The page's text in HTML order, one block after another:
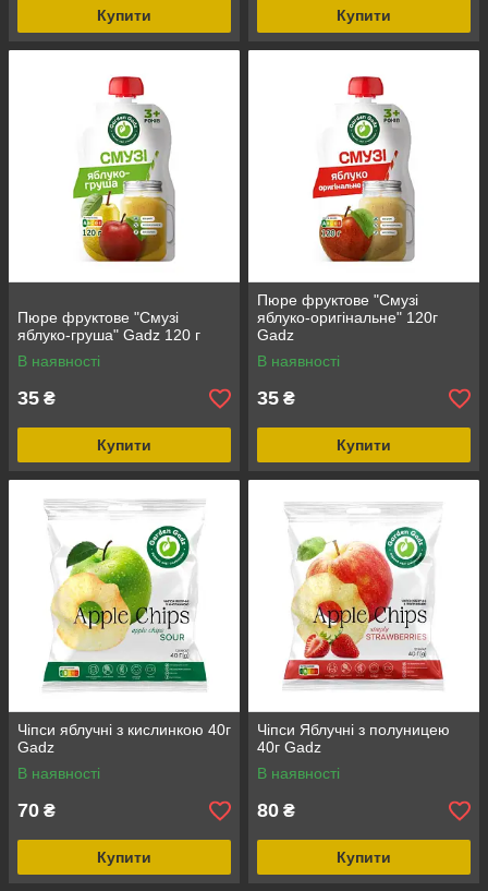
Купити Купити
Пюре фруктове "Смузі
яблуко-груша" Gadz 120 г
В наявності
35 ₴
Купити
Пюре фруктове "Смузі
яблуко-оригінальне" 120г
Gadz
В наявності
35 ₴
Купити
Чіпси яблучні з кислинкою 40г
Gadz
В наявності
70 ₴
Купити
Чіпси Яблучні з полуницею
40г Gadz
В наявності
80 ₴
Купити